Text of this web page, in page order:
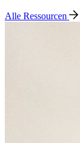
Alle Ressourcen